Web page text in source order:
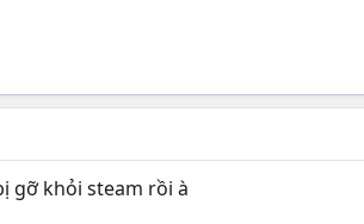
gỡ khỏi steam rồi à